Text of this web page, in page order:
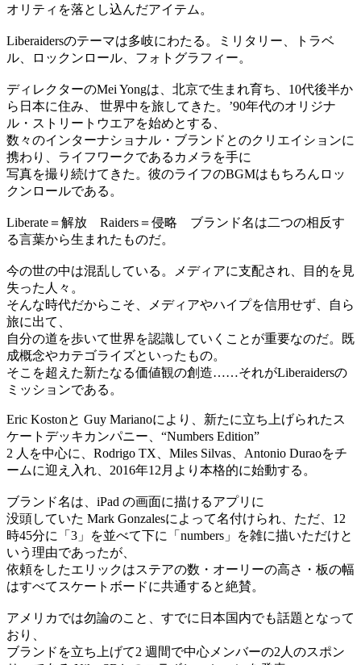
オリティを落とし込んだアイテム。
Liberaidersのテーマは多岐にわたる。ミリタリー、トラベ
ル、ロックンロール、フォトグラフィー。
ディレクターのMei Yongは、北京で生まれ育ち、10代後半か
ら日本に住み、 世界中を旅してきた。’90年代のオリジナ
ル・ストリートウエアを始めとする、
数々のインターナショナル・ブランドとのクリエイションに
携わり、ライフワークであるカメラを手に
写真を撮り続けてきた。彼のライフのBGMはもちろんロッ
クンロールである。
Liberate＝解放 Raiders＝侵略 ブランド名は二つの相反す
る言葉から生まれたものだ。
今の世の中は混乱している。メディアに支配され、目的を見
失った人々。
そんな時代だからこそ、メディアやハイプを信用せず、自ら
旅に出て、
自分の道を歩いて世界を認識していくことが重要なのだ。既
成概念やカテゴライズといったもの。
そこを超えた新たなる価値観の創造……それがLiberaidersの
ミッションである。
Eric Kostonと Guy Marianoにより、新たに立ち上げられたス
ケートデッキカンパニー、“Numbers Edition”
2 人を中心に、Rodrigo TX、Miles Silvas、Antonio Duraoをチ
ームに迎え入れ、2016年12月より本格的に始動する。
ブランド名は、iPad の画面に描けるアプリに
没頭していた Mark Gonzalesによって名付けられ、ただ、12
時45分に「3」を並べて下に「numbers」を雑に描いただけと
いう理由であったが、
依頼をしたエリックはステアの数・オーリーの高さ・板の幅
はすべてスケートボードに共通すると絶賛。
アメリカでは勿論のこと、すでに日本国内でも話題となって
おり、
ブランドを立ち上げて2 週間で中心メンバーの2人のスポン